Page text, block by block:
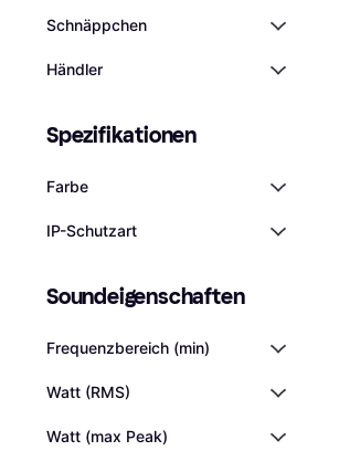
Schnäppchen
Händler
Spezifikationen
Farbe
IP-Schutzart
Soundeigen­schaften
Frequenzbereich (min)
Watt (RMS)
Watt (max Peak)